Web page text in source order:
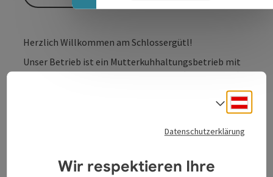
Herzlich Willkommen am Schlossergütl!
Unser Betrieb ist ein Mutterkuhhaltungsbetrieb mit
Direktvermarktung der Nachkommen (Jungrindern).
Wir bewirtschaften unseren Betrieb seit 17 Jahren
biologisch. Aus unserem reinen Grünbaubetrieb
weiden ca. 25 Rinder ein halbes Jahr auf der Weide. Seit
vorigem Jahr sind wir ein "Schule am Bauernhof"-
Datenschutzerklärung
Wir respektieren Ihre